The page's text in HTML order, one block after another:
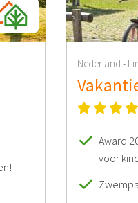
Nederland -
Award
voor